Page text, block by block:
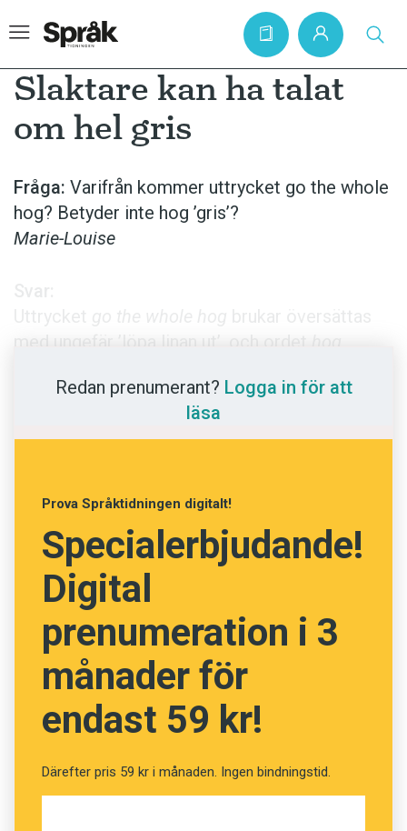
Artiklar
Krönikor
Språkfrågor
Podden
Anmäl till språkpolisen
Prenumerera
Läs Språktidningen digitalt
Press
Slaktare kan ha talat
om hel gris
Fråga: Varifrån kommer uttrycket go the whole
hog? Betyder inte hog ’gris’?
Marie-Louise
med ungefär ’löpa linan ut’, och ordet hog
eller mindre trovärdiga förklaringar har
framförts, exempelvis att uttrycket användes
av slaktare som erbjöd sina kunder rabatt om
bitarna, och att det sedan fått en metaforisk
Maria Estling Vannestål, Linnéuniversitetet
Redan prenumerant? Logga in för att
läsa
Prova Språktidningen digitalt!
Specialerbjudande!
Digital
prenumeration i 3
månader för
endast 59 kr!
Därefter pris 59 kr i månaden. Ingen bindningstid.